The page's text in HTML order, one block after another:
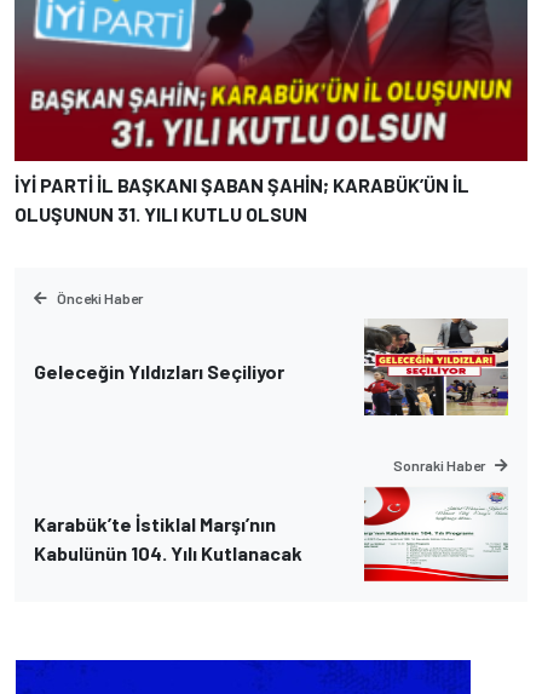
İYİ PARTİ İL BAŞKANI ŞABAN ŞAHİN; KARABÜK’ÜN İL
OLUŞUNUN 31. YILI KUTLU OLSUN
Önceki Haber
Geleceğin Yıldızları Seçiliyor
Sonraki Haber
Karabük’te İstiklal Marşı’nın
Kabulünün 104. Yılı Kutlanacak